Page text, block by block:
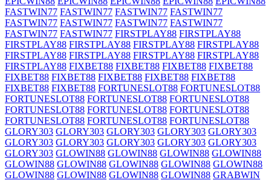
FASTWIN77 FASTWIN77 FASTWIN77 FASTWIN77
FASTWIN77 FASTWIN77 FASTWIN77 FASTWIN77
FASTWIN77 FASTWIN77 FIRSTPLAY88 FIRSTPLAY88
FIRSTPLAY88 FIRSTPLAY88 FIRSTPLAY88 FIRSTPLAY88
FIRSTPLAY88 FIRSTPLAY88 FIRSTPLAY88 FIRSTPLAY88
FIRSTPLAY88 FIXBET88 FIXBET88 FIXBET88 FIXBET88
FIXBET88 FIXBET88 FIXBET88 FIXBET88 FIXBET88
FIXBET88 FIXBET88 FORTUNESLOT88 FORTUNESLOT88
FORTUNESLOT88 FORTUNESLOT88 FORTUNESLOT88
FORTUNESLOT88 FORTUNESLOT88 FORTUNESLOT88
FORTUNESLOT88 FORTUNESLOT88 FORTUNESLOT88
GLORY303 GLORY303 GLORY303 GLORY303 GLORY303
GLORY303 GLORY303 GLORY303 GLORY303 GLORY303
GLORY303 GLOWIN88 GLOWIN88 GLOWIN88 GLOWIN88
GLOWIN88 GLOWIN88 GLOWIN88 GLOWIN88 GLOWIN88
GLOWIN88 GLOWIN88 GLOWIN88 GLOWIN88 GRABWIN